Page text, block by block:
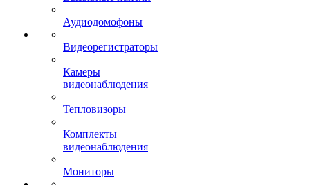
Аудиодомофоны
Видеорегистраторы
Камеры
видеонаблюдения
Тепловизоры
Комплекты
видеонаблюдения
Мониторы